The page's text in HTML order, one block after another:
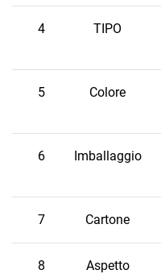
4 TIPO
5 Colore
6 Imballaggio
7 Cartone
8 Aspetto